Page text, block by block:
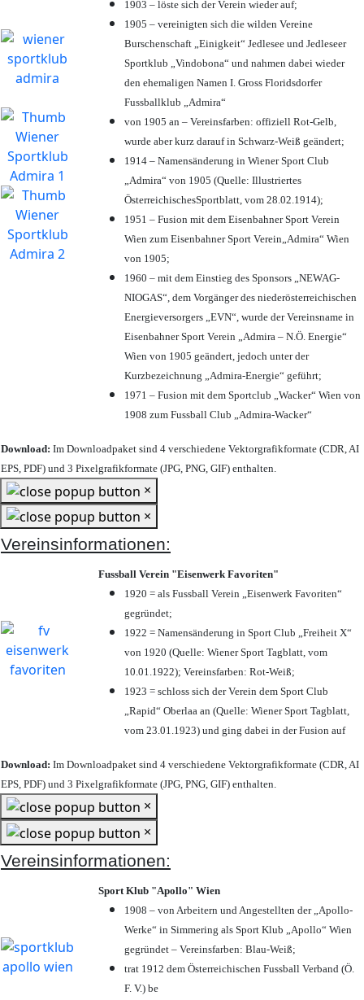
1903 – löste sich der Verein wieder auf;
1905 – vereinigten sich die wilden Vereine
Burschenschaft „Einigkeit“ Jedlesee und Jedleseer
Sportklub „Vindobona“ und nahmen dabei wieder
den ehemaligen Namen I. Gross Floridsdorfer
Fussballklub „Admira“
von 1905 an – Vereinsfarben: offiziell Rot-Gelb,
wurde aber kurz darauf in Schwarz-Weiß geändert;
1914 – Namensänderung in Wiener Sport Club
„Admira“ von 1905 (Quelle: Illustriertes
ÖsterreichischesSportblatt, vom 28.02.1914);
1951 – Fusion mit dem Eisenbahner Sport Verein
Wien zum Eisenbahner Sport Verein„Admira“ Wien
von 1905;
1960 – mit dem Einstieg des Sponsors „NEWAG-
NIOGAS“, dem Vorgänger des niederösterreichischen
Energieversorgers „EVN“, wurde der Vereinsname in
Eisenbahner Sport Verein „Admira – N.Ö. Energie“
Wien von 1905 geändert, jedoch unter der
Kurzbezeichnung „Admira-Energie“ geführt;
1971 – Fusion mit dem Sportclub „Wacker“ Wien von
1908 zum Fussball Club „Admira-Wacker“
Download: Im Downloadpaket sind 4 verschiedene Vektorgrafikformate (CDR, AI
EPS, PDF) und 3 Pixelgrafikformate (JPG, PNG, GIF) enthalten.
×
×
Vereinsinformationen:
Fussball Verein "Eisenwerk Favoriten"
1920 = als Fussball Verein „Eisenwerk Favoriten“
gegründet;
1922 = Namensänderung in Sport Club „Freiheit X“
von 1920 (Quelle: Wiener Sport Tagblatt, vom
10.01.1922); Vereinsfarben: Rot-Weiß;
1923 = schloss sich der Verein dem Sport Club
„Rapid“ Oberlaa an (Quelle: Wiener Sport Tagblatt,
vom 23.01.1923) und ging dabei in der Fusion auf
Download: Im Downloadpaket sind 4 verschiedene Vektorgrafikformate (CDR, AI
EPS, PDF) und 3 Pixelgrafikformate (JPG, PNG, GIF) enthalten.
×
×
Vereinsinformationen:
Sport Klub "Apollo" Wien
1908 – von Arbeitern und Angestellten der „Apollo-
Werke“ in Simmering als Sport Klub „Apollo“ Wien
gegründet – Vereinsfarben: Blau-Weiß;
trat 1912 dem Österreichischen Fussball Verband (Ö.
F. V.) be